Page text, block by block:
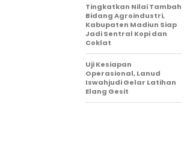
Tingkatkan Nilai Tambah
Bidang Agroindustri,
Kabupaten Madiun Siap
Jadi Sentral Kopi dan
Coklat
Uji Kesiapan
Operasional, Lanud
Iswahjudi Gelar Latihan
Elang Gesit